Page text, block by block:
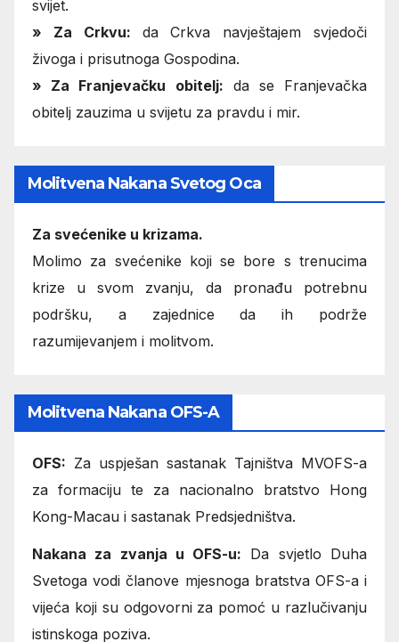
svijet.
» Za Crkvu: da Crkva navještajem svjedoči
živoga i prisutnoga Gospodina.
» Za Franjevačku obitelj: da se Franjevačka
obitelj zauzima u svijetu za pravdu i mir.
Molitvena Nakana Svetog Oca
Za svećenike u krizama.
Molimo za svećenike koji se bore s trenucima
krize u svom zvanju, da pronađu potrebnu
podršku, a zajednice da ih podrže
razumijevanjem i molitvom.
Molitvena Nakana OFS-A
OFS: Za uspješan sastanak Tajništva MVOFS-a
za formaciju te za nacionalno bratstvo Hong
Kong-Macau i sastanak Predsjedništva.
Nakana za zvanja u OFS-u: Da svjetlo Duha
Svetoga vodi članove mjesnoga bratstva OFS-a i
vijeća koji su odgovorni za pomoć u razlučivanju
istinskoga poziva.